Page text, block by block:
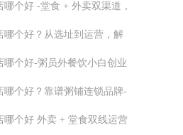
个好 -堂食 + 外卖双渠道，
推荐
哪个好？从选址到运营，解
哪个好-粥员外餐饮小白创业
网
哪个好？靠谱粥铺连锁品牌-
持
哪个好 外卖 + 堂食双线运营